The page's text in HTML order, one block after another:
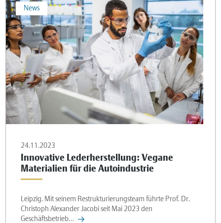
News
24.11.2023
Innovative Lederherstellung: Vegane
Materialien für die Autoindustrie
Leipzig. Mit seinem Restrukturierungsteam führte Prof. Dr.
Christoph Alexander Jacobi seit Mai 2023 den
Geschäftsbetrieb…